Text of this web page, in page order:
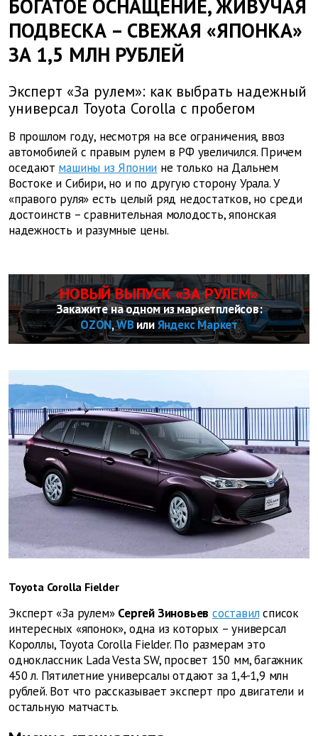
БОГАТОЕ ОСНАЩЕНИЕ, ЖИВУЧАЯ
ПОДВЕСКА – СВЕЖАЯ «ЯПОНКА»
ЗА 1,5 МЛН РУБЛЕЙ
Эксперт «За рулем»: как выбрать надежный
универсал Toyota Corolla с пробегом
В прошлом году, несмотря на все ограничения, ввоз
автомобилей с правым рулем в РФ увеличился. Причем
оседают машины из Японии не только на Дальнем
Востоке и Сибири, но и по другую сторону Урала. У
«правого руля» есть целый ряд недостатков, но среди
достоинств – сравнительная молодость, японская
надежность и разумные цены.
НОВЫЙ ВЫПУСК «ЗА РУЛЕМ»
Закажите на одном из маркетплейсов:
OZON,WBилиЯндекс Маркет
Toyota Corolla Fielder
Эксперт «За рулем» Сергей Зиновьев составилсписок
интересных «японок», одна из которых – универсал
Короллы, Toyota Corolla Fielder. По размерам это
одноклассник Lada Vesta SW, просвет 150 мм, багажник
450 л. Пятилетние универсалы отдают за 1,4-1,9 млн
рублей. Вот что рассказывает эксперт про двигатели и
остальную матчасть.